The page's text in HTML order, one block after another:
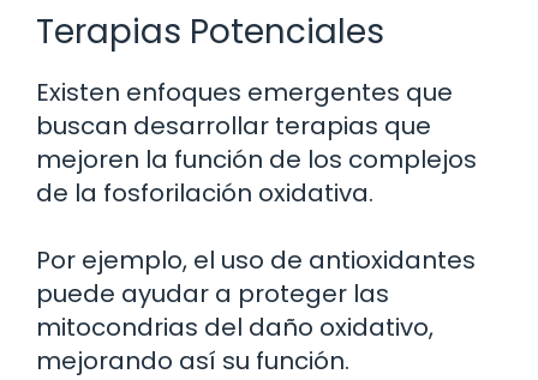
Terapias Potenciales
Existen enfoques emergentes que
buscan desarrollar terapias que
mejoren la función de los complejos
de la fosforilación oxidativa.
Por ejemplo, el uso de antioxidantes
puede ayudar a proteger las
mitocondrias del daño oxidativo,
mejorando así su función.